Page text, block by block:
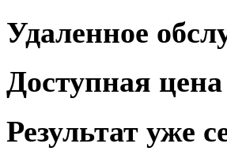
Удаленное
Доступная цена
Результат уже